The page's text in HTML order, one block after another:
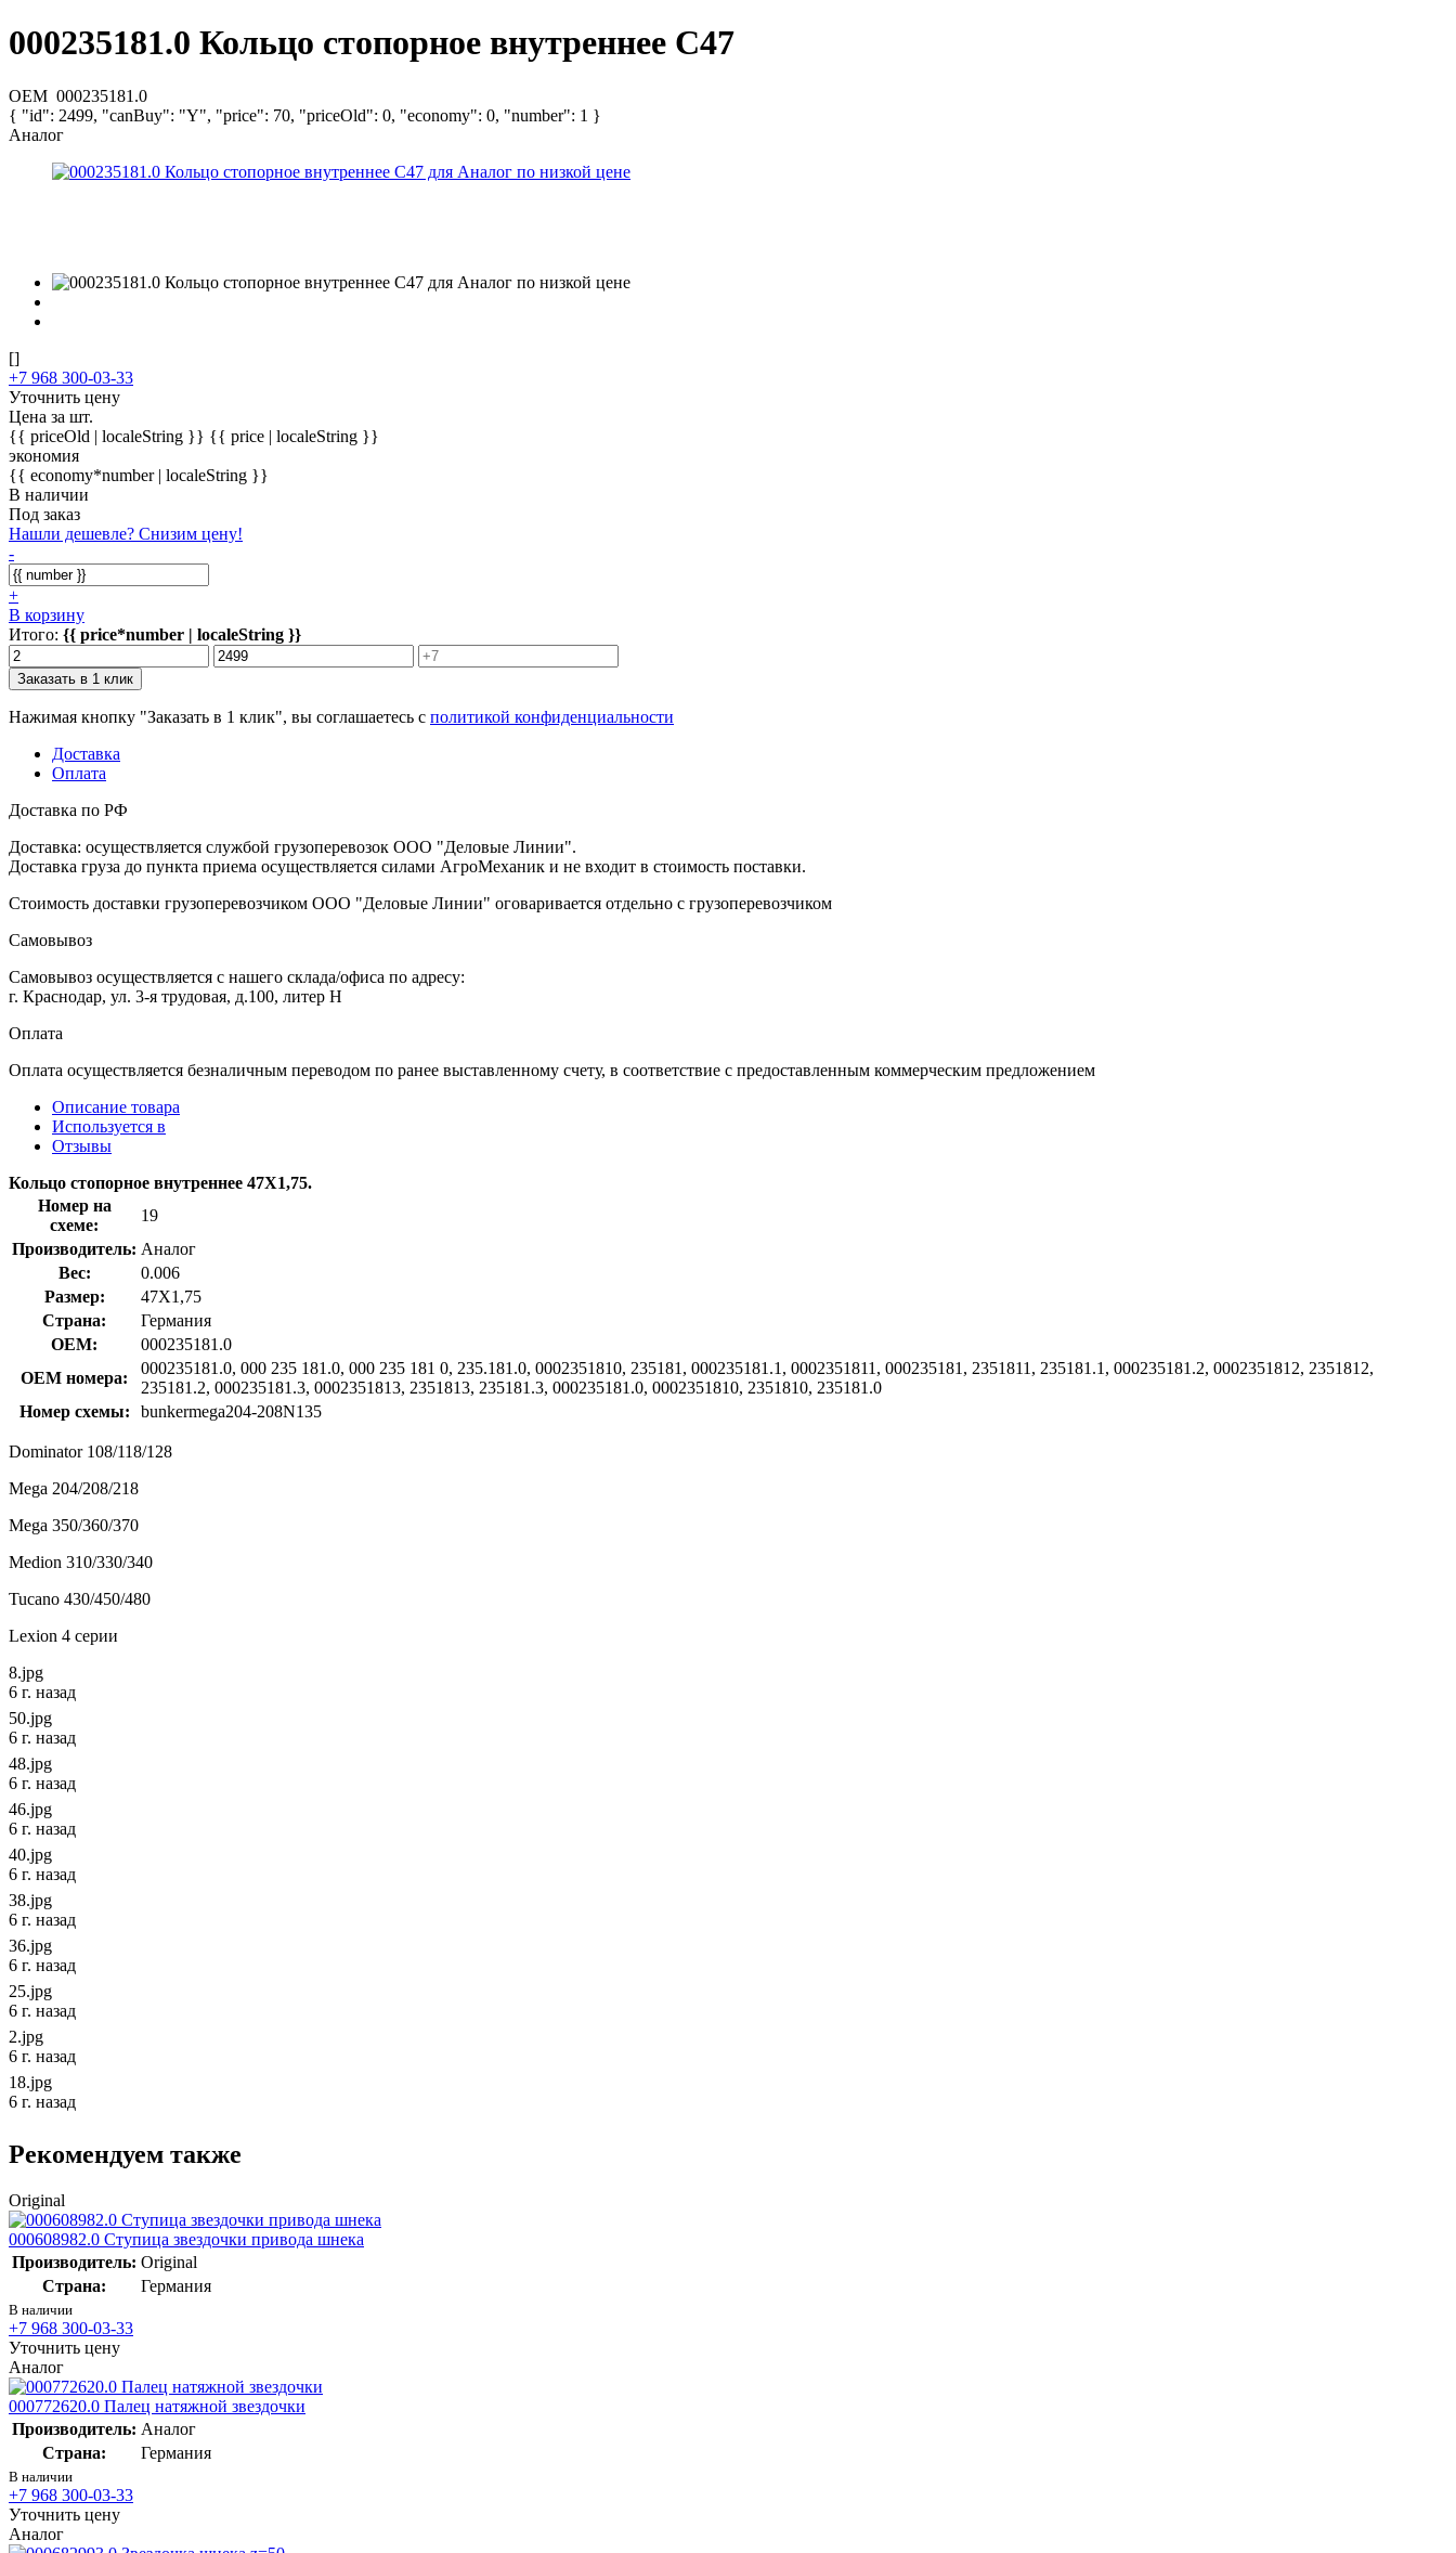
000235181.0 Кольцо стопорное внутреннее С47
OEM 000235181.0
{ "id": 2499, "canBuy": "Y", "price": 70, "priceOld": 0, "economy": 0, "number": 1 }
Аналог
[]
+7 968 300-03-33
Уточнить цену
Цена за шт.
{{ priceOld | localeString }} {{ price | localeString }}
экономия
{{ economy*number | localeString }}
В наличии
Под заказ
Нашли дешевле? Снизим цену!
-
+
В корзину
Итого: {{ price*number | localeString }}
Заказать в 1 клик
Нажимая кнопку "Заказать в 1 клик", вы соглашаетесь с политикой конфиденциальности
Доставка
Оплата
Доставка по РФ
Доставка: осуществляется службой грузоперевозок ООО "Деловые Линии".
Доставка груза до пункта приема осуществляется силами АгроМеханик и не входит в стоимость поставки.
Стоимость доставки грузоперевозчиком ООО "Деловые Линии" оговаривается отдельно с грузоперевозчиком
Самовывоз
Самовывоз осуществляется с нашего склада/офиса по адресу:
г. Краснодар, ул. 3-я трудовая, д.100, литер Н
Оплата
Оплата осуществляется безналичным переводом по ранее выставленному счету, в соответствие с предоставленным коммерческим предложением
Описание товара
Используется в
Отзывы
Кольцо стопорное внутреннее 47X1,75.
Номер на
схеме:
19
Производитель: Аналог
Вес:
0.006
Размер:
47X1,75
Страна:
Германия
OEM:
000235181.0
OEM номера:
000235181.0, 000 235 181.0, 000 235 181 0, 235.181.0, 0002351810, 235181, 000235181.1, 0002351811, 000235181, 2351811, 235181.1, 000235181.2, 0002351812, 2351812,
235181.2, 000235181.3, 0002351813, 2351813, 235181.3, 000235181.0, 0002351810, 2351810, 235181.0
Номер схемы:
bunkermega204-208N135
Dominator 108/118/128
Mega 204/208/218
Mega 350/360/370
Medion 310/330/340
Tucano 430/450/480
Lexion 4 серии
8.jpg
6 г. назад
50.jpg
6 г. назад
48.jpg
6 г. назад
46.jpg
6 г. назад
40.jpg
6 г. назад
38.jpg
6 г. назад
36.jpg
6 г. назад
25.jpg
6 г. назад
2.jpg
6 г. назад
18.jpg
6 г. назад
Рекомендуем также
Original
000608982.0 Ступица звездочки привода шнека
Производитель: Original
Страна:
Германия
В наличии
+7 968 300-03-33
Уточнить цену
Аналог
000772620.0 Палец натяжной звездочки
Производитель: Аналог
Страна:
Германия
В наличии
+7 968 300-03-33
Уточнить цену
Аналог